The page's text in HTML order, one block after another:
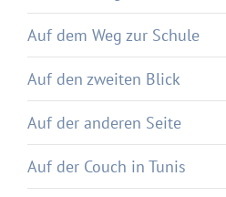
Auf dem Weg zur Schule
Auf den zweiten Blick
Auf der anderen Seite
Auf der Couch in Tunis